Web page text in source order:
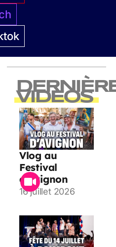
VIDEOS
Vlog au
Festival
d’Avignon
16 juillet 2026